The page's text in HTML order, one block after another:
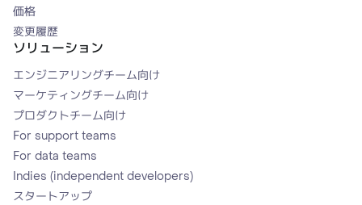
価格
変更履歴
ソリューション
エンジニアリングチーム向け
マーケティングチーム向け
プロダクトチーム向け
For support teams
For data teams
Indies (independent developers)
スタートアップ